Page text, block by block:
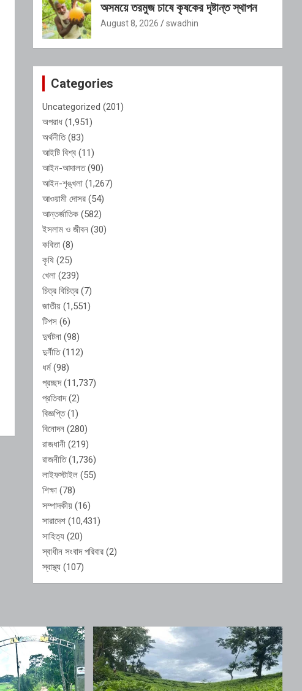
অসময়ে তরমুজ চাষে কৃষকের দৃষ্টান্ত স্থাপন
August 8, 2026 swadhin
Categories
Uncategorized (201)
অপরাধ (1,951)
অর্থনীতি(83)
আইটি বিশ্ব (11)
আইন-আদালত(90)
আইন-শৃঙ্খলা (1,267)
আওয়ামী দোসর (54)
আন্তর্জাতিক (582)
ইসলাম ও জীবন (30)
কবিতা (8)
কৃষি (25)
খেলা (239)
চিত্র বিচিত্র (7)
জাতীয় (1,551)
টিপস (6)
দুর্ঘটনা (98)
দুর্নীতি(112)
ধর্ম(98)
প্রচ্ছদ(11,737)
প্রতিবাদ(2)
বিজ্ঞপ্তি(1)
বিনোদন (280)
রাজধানী (219)
রাজনীতি(1,736)
লাইফস্টাইল (55)
শিক্ষা (78)
সম্পাদকীয় (16)
সারাদেশ (10,431)
সাহিত্য (20)
স্বাধীন সংবাদ পরিবার (2)
স্বাস্থ্য (107)